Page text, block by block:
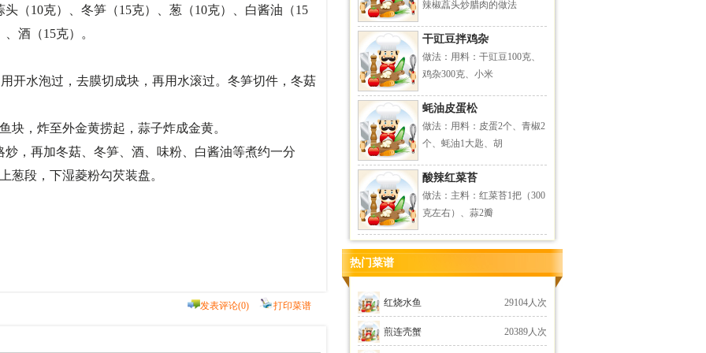
（10克）、冬笋（15克）、葱（10克）、白酱油（15
酒（15克）。
开水泡过，去膜切成块，再用水滚过。冬笋切件，冬菇
块，炸至外金黄捞起，蒜子炸成金黄。
，再加冬菇、冬笋、酒、味粉、白酱油等煮约一分
葱段，下湿菱粉勾芡装盘。
发表评论(0) 打印菜谱
辣椒藠头炒腊肉的做法
干豇豆拌鸡杂
做法：用料：干豇豆100克、
鸡杂300克、小米
蚝油皮蛋松
做法：用料：皮蛋2个、青椒2
个、蚝油1大匙、胡
酸辣红菜苔
做法：主料：红菜苔1把（300
克左右）、蒜2瓣
热门菜谱
红烧水鱼 29104人次
煎连壳蟹 20389人次